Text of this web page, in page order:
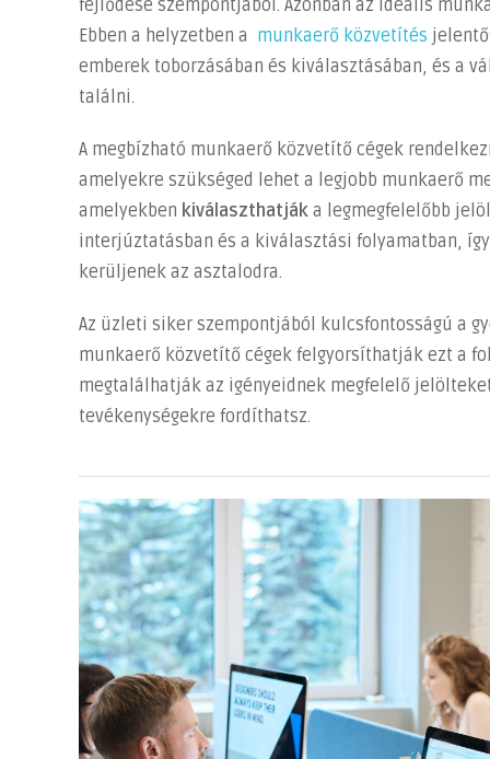
segitséget?
bejegyzéshez
fejlődése szempontjából. Azonban az ideális
Ebben a helyzetben a munkaerő közvetítés
emberek toborzásában és kiválasztásában, és a
találni.
A megbízható munkaerő közvetítő cégek
amelyekre szükséged lehet a legjobb munkaerő
amelyekben kiválaszthatják a legmegfelelőbb
interjúztatásban és a kiválasztási folyamatban,
kerüljenek az asztalodra.
Az üzleti siker szempontjából kulcsfontosságú a
munkaerő közvetítő cégek felgyorsíthatják ezt a
megtalálhatják az igényeidnek megfelelő
tevékenységekre fordíthatsz.